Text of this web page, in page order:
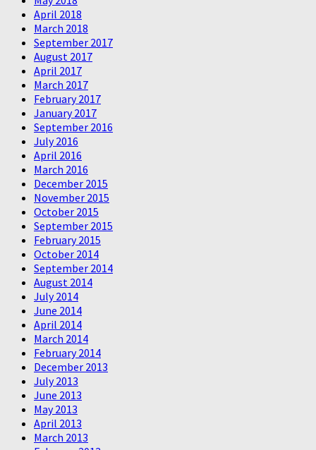
April 2018
March 2018
September 2017
August 2017
April 2017
March 2017
February 2017
January 2017
September 2016
July 2016
April 2016
March 2016
December 2015
November 2015
October 2015
September 2015
February 2015
October 2014
September 2014
August 2014
July 2014
June 2014
April 2014
March 2014
February 2014
December 2013
July 2013
June 2013
May 2013
April 2013
March 2013